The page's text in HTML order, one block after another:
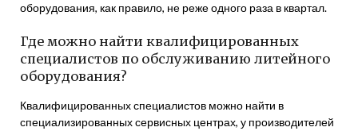
оборудования, как правило, не реже одного раза в квартал.
Где можно найти квалифицированных
специалистов по обслуживанию литейного
оборудования?
Квалифицированных специалистов можно найти в
специализированных сервисных центрах, у производителей